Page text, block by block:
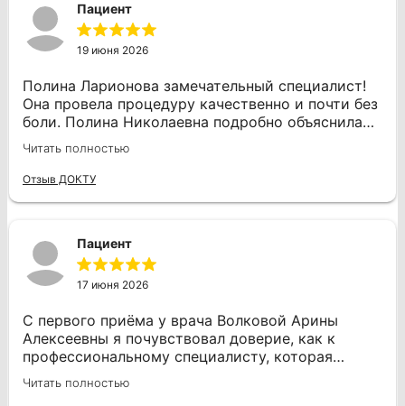
зуба, и я чувствую огромную благодарность.
Если это лечение всегда будет таким
комфортным, то, возможно, я буду посещать
случаях.
Пациент
19 июня 2026
Полина Ларионова замечательный специалист!
Она провела процедуру качественно и почти без
боли. Полина Николаевна подробно объяснила
все этапы работы и дала отличные
рекомендации по уходу за зубами. Я
определенно буду обращаться только к ней в
Читать полностью
Отзыв ДОКТУ
Пациент
17 июня 2026
С первого приёма у врача Волковой Арины
Алексеевны я почувствовал доверие, как к
профессиональному специалисту, которая
всегда обстоятельно расскажет, что делает и
что будет делать очень внимательно. И я очень
Читать полностью